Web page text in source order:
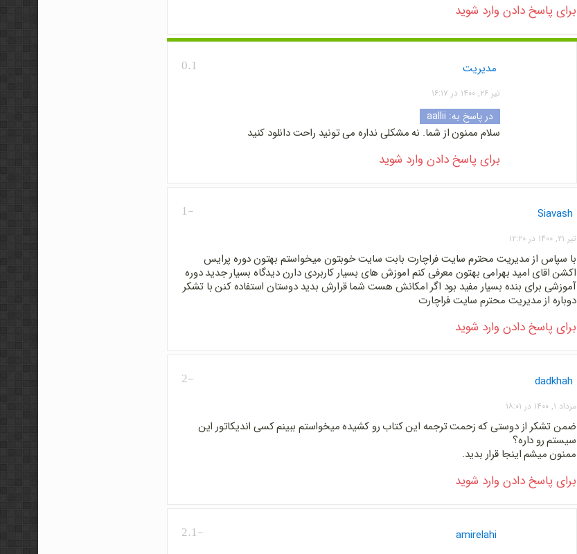
برای پاسخ دادن وارد شوید
0.1 مدیریت
تیر ۲۶, ۱۴۰۰ در ۱۶:۱۷
در پاسخ به: aallii
سلام ممنون از شما. نه مشکلی نداره می تونید راحت دانلود کنید
برای پاسخ دادن وارد شوید
-1 Siavash
تیر ۲۱, ۱۴۰۰ در ۱۲:۲۰
با سپاس از مدیریت محترم سایت فراچارت بابت سایت خوبتون میخواستم بهتون دوره پرایس
اکشن اقای امید بهرامی بهتون معرفی کنم اموزش های بسیار کاربردی دارن دیدگاه بسیار جدید دوره
آموزشی برای بنده بسیار مفید بود اگر امکانش هست شما قرارش بدید دوستان استفاده کنن با تشکر
دوباره از مدیریت محترم سایت فراچارت
برای پاسخ دادن وارد شوید
-2 dadkhah
مرداد ۱, ۱۴۰۰ در ۱۸:۰۱
ضمن تشکر از دوستی که زحمت ترجمه این کتاب رو کشیده میخواستم ببینم کسی اندیکاتور این
سیستم رو داره؟
ممنون میشم اینجا قرار بدید.
برای پاسخ دادن وارد شوید
-2.1 amirelahi